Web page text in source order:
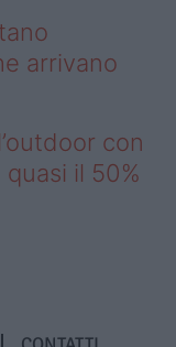
arrivano
con
il 50%